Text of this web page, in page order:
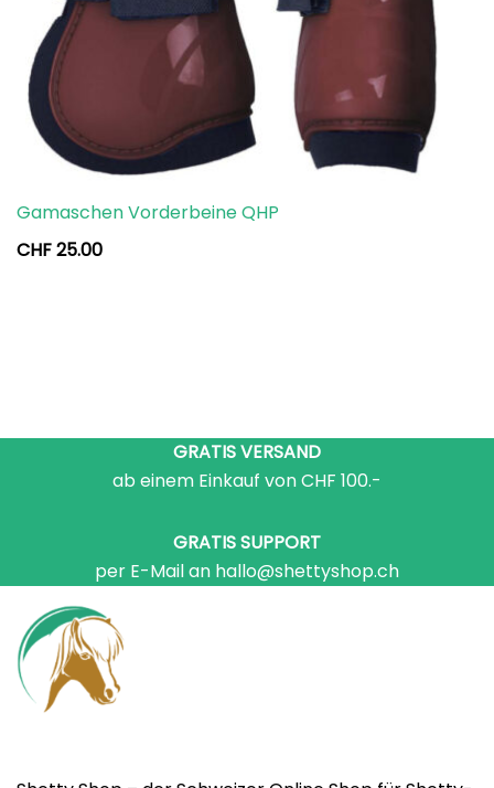
Gamaschen Vorderbeine QHP
CHF25.00
GRATIS VERSAND
ab einem Einkauf von CHF 100.-
GRATIS SUPPORT
per E-Mail an hallo@shettyshop.ch